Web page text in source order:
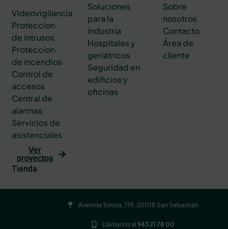
Videovigilancia
Proteccion
de intrusos
Proteccion
de incendios
Control de
accesos
Central de
alarmas
Servicios de
asistenciales
Ver
proyectos
Tienda
Soluciones
para la
industria
Hospitales y
geriátricos
Seguridad en
edificios y
oficinas
Sobre
nosotros
Contacto
Área de
cliente
Avenida Tolosa, 119, 20018 San Sebastián
Llámanos al 943 21 78 00